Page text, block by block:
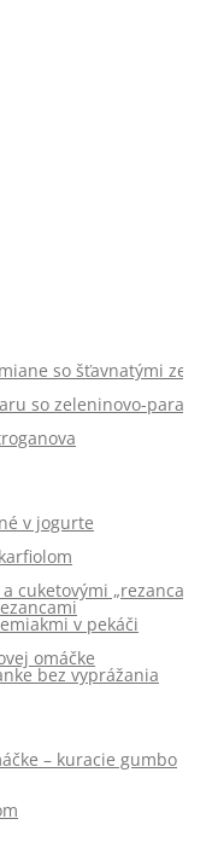
so šťavnatými
so zeleninovo-
v jogurte
„rezancami“
v pekáči
omáčke
bez vyprážania
– kuracie gumbo